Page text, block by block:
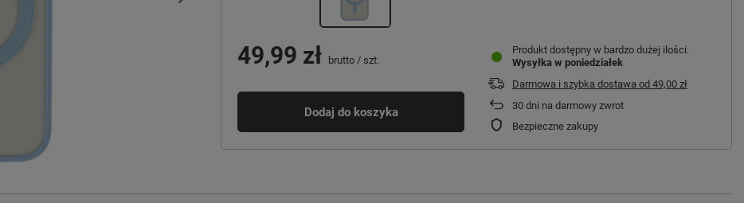
49,99 zł brutto / szt.
Dodaj do koszyka
Produkt dostępny w bardzo dużej ilości
Wysyłka w poniedziałek
Darmowa i szybka dostawa od 49,00 zł
30 dni na darmowy zwrot
Bezpieczne zakupy